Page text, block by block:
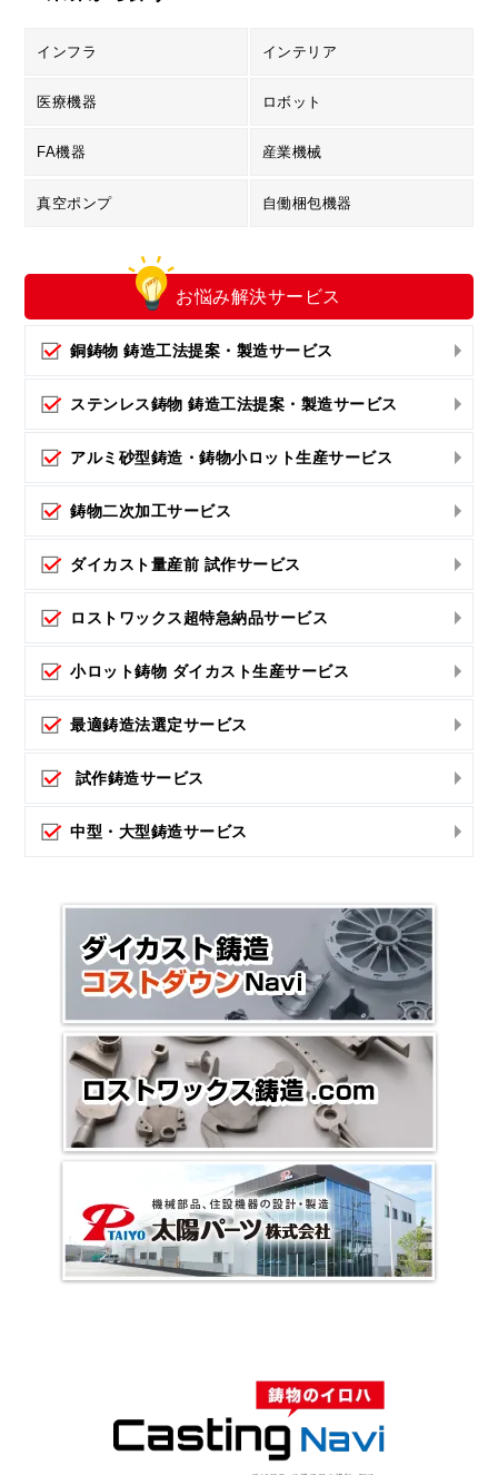
インフラ インテリア
医療機器 ロボット
FA機器 産業機械
真空ポンプ 自働梱包機器
お悩み解決サービス
銅鋳物 鋳造工法提案・製造サービス
ステンレス鋳物 鋳造工法提案・製造サービス
アルミ砂型鋳造・鋳物小ロット生産サービス
鋳物二次加工サービス
ダイカスト量産前 試作サービス
ロストワックス超特急納品サービス
小ロット鋳物 ダイカスト生産サービス
最適鋳造法選定サービス
試作鋳造サービス
中型・大型鋳造サービス